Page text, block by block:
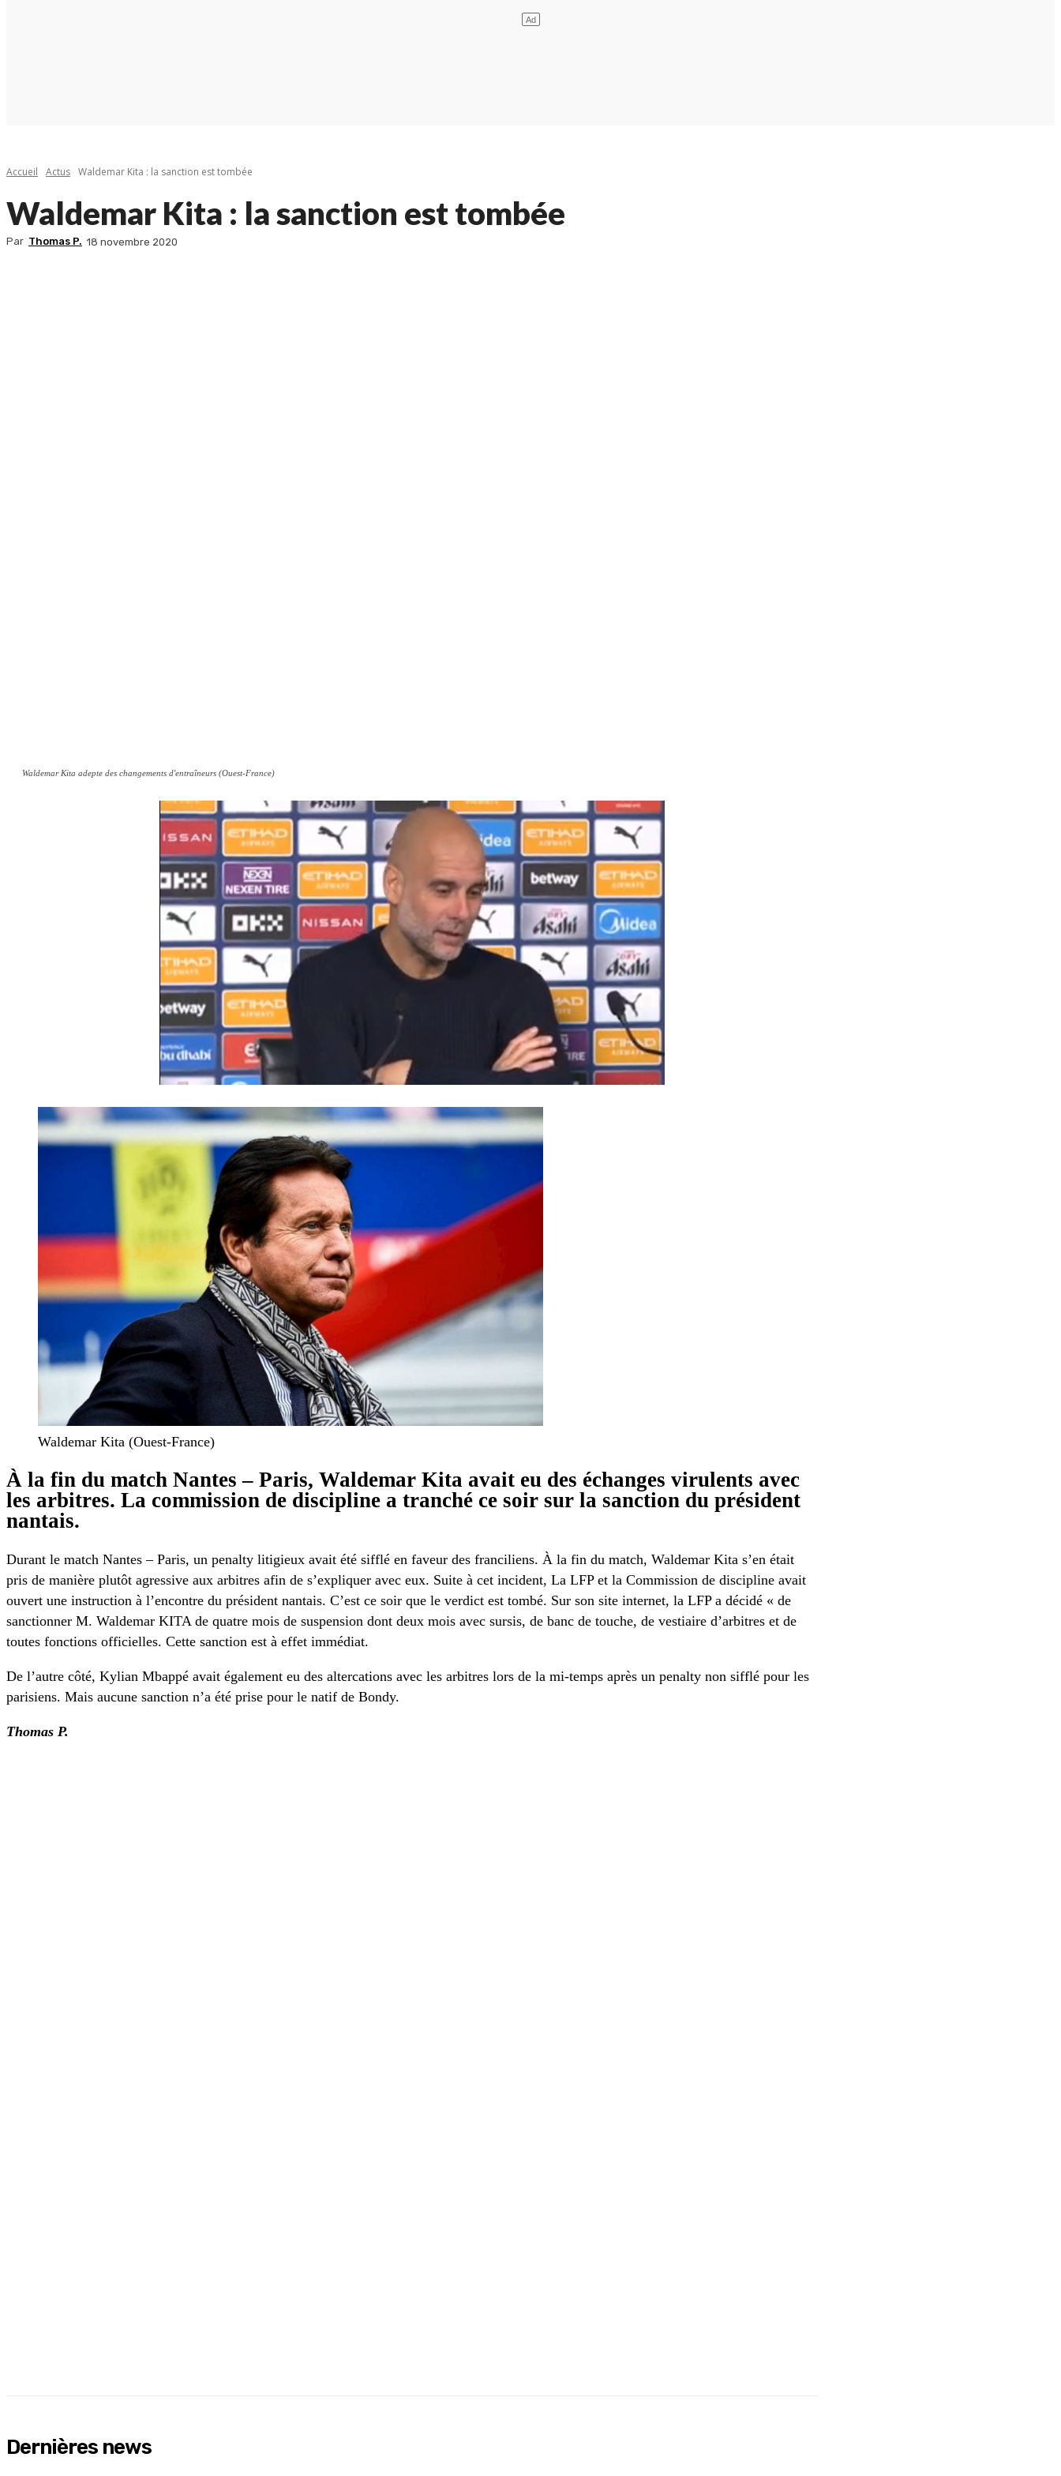
Accueil Actus Waldemar Kita : la sanction est tombée
Waldemar Kita : la sanction est tombée
Par Thomas P. 18 novembre 2020
Waldemar Kita adepte des changements d'entraîneurs (Ouest-France)
Waldemar Kita (Ouest-France)
À la fin du match Nantes – Paris, Waldemar Kita avait eu des échanges virulents avec
les arbitres. La commission de discipline a tranché ce soir sur la sanction du président
nantais.
Durant le match Nantes – Paris, un penalty litigieux avait été sifflé en faveur des franciliens. À la fin du match, Waldemar Kita s’en était
pris de manière plutôt agressive aux arbitres afin de s’expliquer avec eux. Suite à cet incident, La LFP et la Commission de discipline avait
ouvert une instruction à l’encontre du président nantais. C’est ce soir que le verdict est tombé. Sur son site internet, la LFP a décidé « de
sanctionner M. Waldemar KITA de quatre mois de suspension dont deux mois avec sursis, de banc de touche, de vestiaire d’arbitres et de
toutes fonctions officielles. Cette sanction est à effet immédiat.
De l’autre côté, Kylian Mbappé avait également eu des altercations avec les arbitres lors de la mi-temps après un penalty non sifflé pour les
parisiens. Mais aucune sanction n’a été prise pour le natif de Bondy.
Thomas P.
Dernières news